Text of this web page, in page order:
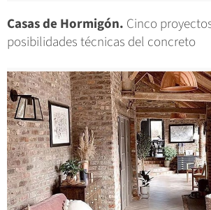
Casas de Hormigón. Cinco
posibilidades técnicas del concreto